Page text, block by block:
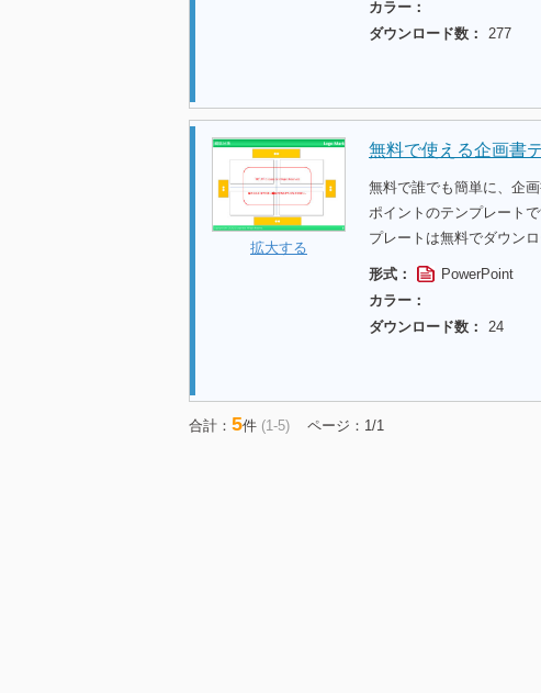
カラー：
ダウンロード数：
277
拡大する
無料で使える企画書
無料で誰でも簡単に、企
ポイントのテンプレート
プレートは無料でダウン
形式：
PowerPoint
カラー：
ダウンロード数：
24
合計： 5件 (1-5) ページ：1/1